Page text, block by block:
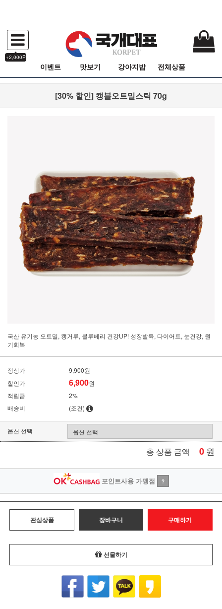
+2,000P
이벤트 맛보기 강아지밥 전체상품
[30% 할인] 캥블오트밀스틱 70g
국산 유기농 오트밀, 캥거루, 블루베리 건강UP! 성장발육, 다이어트, 눈건강, 원
기회복
정상가
9,900원
할인가
6,900원
적립금
2%
배송비
(조건)
옵션 선택
총 상품 금액 0 원
포인트사용 가맹점 ?
관심상품 장바구니 구매하기
선물하기